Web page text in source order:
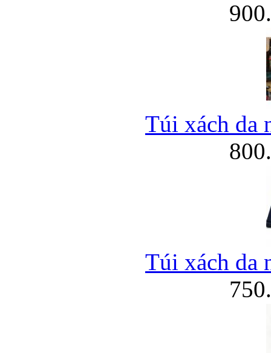
Túi xách da
Túi xách da